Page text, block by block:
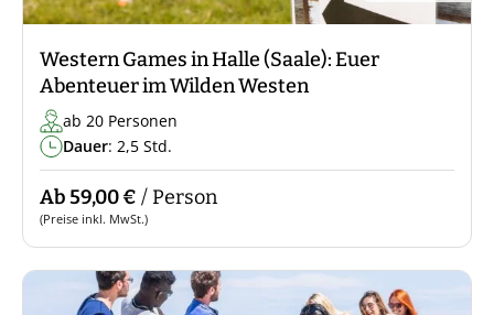
Western Games in Halle (Saale): Euer
Abenteuer im Wilden Westen
ab 20 Personen
Dauer: 2,5 Std.
Ab 59,00 € / Person
(Preise inkl. MwSt.)